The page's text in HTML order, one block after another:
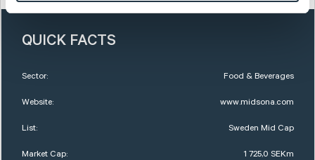
QUICK FACTS
Sector: Food & Beverages
Website: www.midsona.com
List: Sweden Mid Cap
Market Cap: 1 725,0 SEKm